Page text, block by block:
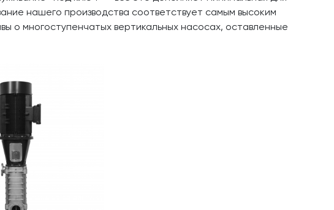
нашего производства соответствует самым высоким
многоступенчатых вертикальных насосах, оставленные